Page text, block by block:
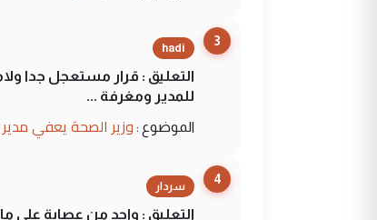
3
hadi
التعليق : قرار مستعجل جدا
للمدير ومغرفة ...
الموضوع : وزير الصحة يعفي
4
سردار
التعليق : واحد من عصابة علي